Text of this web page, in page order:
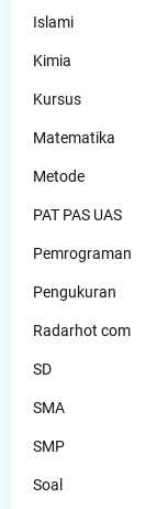
Islami
Kimia
Kursus
Matematika
Metode
PAT PAS UAS
Pemrograman
Pengukuran
Radarhot com
SD
SMA
SMP
Soal